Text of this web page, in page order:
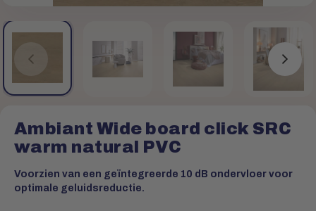
Ambiant Wide board click SRC
warm natural PVC
Voorzien van een geïntegreerde 10 dB ondervloer voor
optimale geluidsreductie.